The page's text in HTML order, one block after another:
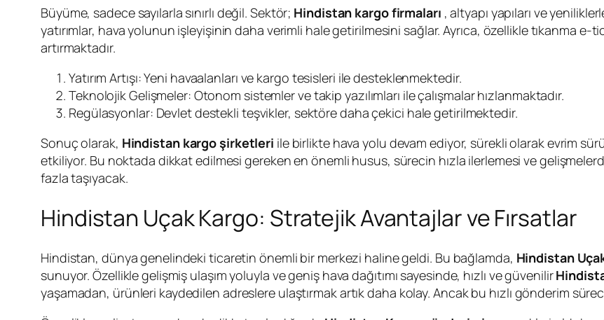
Büyüme, sadece sayılarla sınırlı değil. Sektör; Hindistan kargo firmaları , altyapı yapıları ve
yatırımlar, hava yolunun işleyişinin daha verimli hale getirilmesini sağlar. Ayrıca, özellikle tıkanma
artırmaktadır.
Yatırım Artışı: Yeni havaalanları ve kargo tesisleri ile desteklenmektedir.
Teknolojik Gelişmeler: Otonom sistemler ve takip yazılımları ile çalışmalar hızlanmaktadır.
Regülasyonlar: Devlet destekli teşvikler, sektöre daha çekici hale getirilmektedir.
Sonuç olarak, Hindistan kargo şirketleri ile birlikte hava yolu devam ediyor, sürekli olarak evrim
etkiliyor. Bu noktada dikkat edilmesi gereken en önemli husus, sürecin hızla ilerlemesi ve
fazla taşıyacak.
Hindistan Uçak Kargo: Stratejik Avantajlar ve Fırsatlar
Hindistan, dünya genelindeki ticaretin önemli bir merkezi haline geldi. Bu bağlamda, Hindistan
sunuyor. Özellikle gelişmiş ulaşım yoluyla ve geniş hava dağıtımı sayesinde, hızlı ve güvenilir
yaşamadan, ürünleri kaydedilen adreslere ulaştırmak artık daha kolay. Ancak bu hızlı gönderim